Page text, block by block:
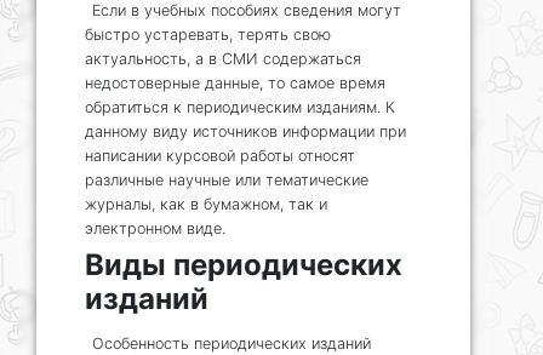
Если в учебных пособиях сведения могут
быстро устаревать, терять свою
актуальность, а в СМИ содержаться
недостоверные данные, то самое время
обратиться к периодическим изданиям. К
данному виду источников информации при
написании курсовой работы относят
различные научные или тематические
журналы, как в бумажном, так и
электронном виде.
Виды периодических
изданий
Особенность периодических изданий